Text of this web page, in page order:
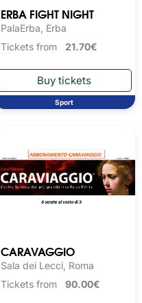
ERBA FIGHT NIGHT
PalaErba, Erba
Tickets from 21.70€
Sport
CARAVAGGIO
Sala dei Lecci, Roma
Tickets from 90.00€